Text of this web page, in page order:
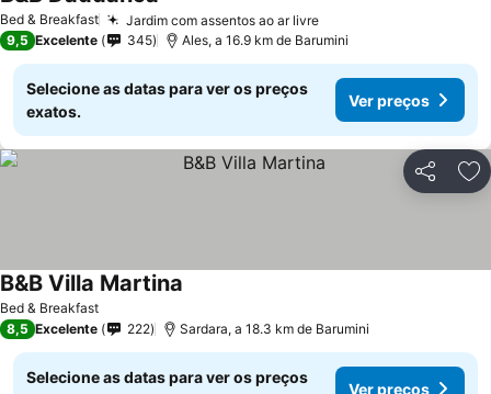
Bed & Breakfast Jardim com assentos ao ar livre
9,5 Excelente 345 Ales, a 16.9 km de Barumini
Selecione as datas para ver os preços
exatos.
Ver preços
Partilhar
Bed & Breakfast
B&B Villa Martina
8,5 Excelente 222 Sardara, a 18.3 km de Barumini
Selecione as datas para ver os preços
Ver preços